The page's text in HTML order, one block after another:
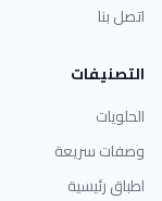
اتصل بنا
التصنيفات
الحلويات
وصفات سريعة
اطباق رئيسية